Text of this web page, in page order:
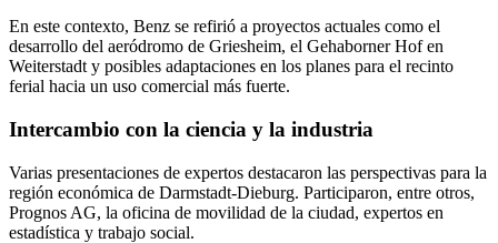
En este contexto, Benz se refirió a proyectos actuales como el
desarrollo del aeródromo de Griesheim, el Gehaborner Hof en
Weiterstadt y posibles adaptaciones en los planes para el recinto
ferial hacia un uso comercial más fuerte.
Intercambio con la ciencia y la industria
Varias presentaciones de expertos destacaron las perspectivas para la
región económica de Darmstadt-Dieburg. Participaron, entre otros,
Prognos AG, la oficina de movilidad de la ciudad, expertos en
estadística y trabajo social.